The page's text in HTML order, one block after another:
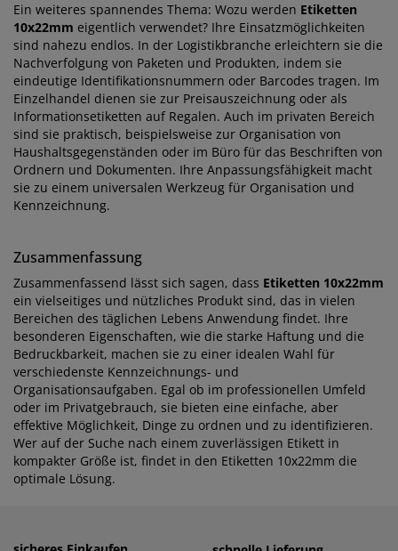
Ein weiteres spannendes Thema: Wozu werden Etiketten
10x22mm eigentlich verwendet? Ihre Einsatzmöglichkeiten
sind nahezu endlos. In der Logistikbranche erleichtern sie die
Nachverfolgung von Paketen und Produkten, indem sie
eindeutige Identifikationsnummern oder Barcodes tragen. Im
Einzelhandel dienen sie zur Preisauszeichnung oder als
Informationsetiketten auf Regalen. Auch im privaten Bereich
sind sie praktisch, beispielsweise zur Organisation von
Haushaltsgegenständen oder im Büro für das Beschriften von
Ordnern und Dokumenten. Ihre Anpassungsfähigkeit macht
sie zu einem universalen Werkzeug für Organisation und
Kennzeichnung.
Zusammenfassung
Zusammenfassend lässt sich sagen, dass Etiketten 10x22mm
ein vielseitiges und nützliches Produkt sind, das in vielen
Bereichen des täglichen Lebens Anwendung findet. Ihre
besonderen Eigenschaften, wie die starke Haftung und die
Bedruckbarkeit, machen sie zu einer idealen Wahl für
verschiedenste Kennzeichnungs- und
Organisationsaufgaben. Egal ob im professionellen Umfeld
oder im Privatgebrauch, sie bieten eine einfache, aber
effektive Möglichkeit, Dinge zu ordnen und zu identifizieren.
Wer auf der Suche nach einem zuverlässigen Etikett in
kompakter Größe ist, findet in den Etiketten 10x22mm die
optimale Lösung.